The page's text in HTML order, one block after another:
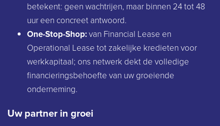
betekent: geen wachtrijen, maar binnen 24 tot 48
uur een concreet antwoord.
One-Stop-Shop:van Financial Lease en
Operational Lease tot zakelijke kredieten voor
werkkapitaal; ons netwerk dekt de volledige
financieringsbehoefte van uw groeiende
onderneming.
Uw partner in groei